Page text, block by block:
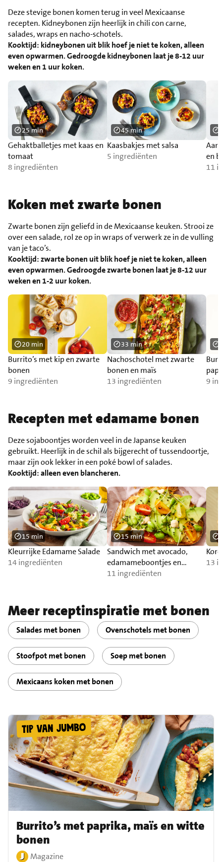
Deze stevige bonen komen terug in veel Mexicaanse
recepten. Kidneybonen zijn heerlijk in chili con carne,
salades, wraps en nacho-schotels.
Kooktijd: kidneybonen uit blik hoef je niet te koken, alleen
even opwarmen. Gedroogde kidneybonen laat je 8-12 uur
weken en 1 uur koken.
Gehaktballetjes met kaas en
tomaat
8 ingrediënten
25 min
Kaasbakjes met salsa
5 ingrediënten
45 min
en
11
Koken met zwarte bonen
Zwarte bonen zijn geliefd in de Mexicaanse keuken. Strooi ze
over een salade, rol ze op in wraps of verwerk ze in de vulling
van je taco’s.
Kooktijd: zwarte bonen uit blik hoef je niet te koken, alleen
even opwarmen. Gedroogde zwarte bonen laat je 8-12 uur
weken en 1-2 uur koken.
Burrito’s met kip en zwarte
bonen
9 ingrediënten
20 min
Nachoschotel met zwarte
bonen en maïs
13 ingrediënten
33 min
9
Recepten met edamame bonen
Deze sojaboontjes worden veel in de Japanse keuken
gebruikt. Heerlijk in de schil als bijgerecht of tussendoortje,
maar zijn ook lekker in een poké bowl of salades.
Kooktijd: alleen even blancheren.
Kleurrijke Edamame Salade
14 ingrediënten
15 min
Sandwich met avocado,
edamameboontjes en
Aziatische spread
11 ingrediënten
15 min
13
Meer receptinspiratie met bonen
Salades met bonen Ovenschotels met bonen
Stoofpot met bonen Soep met bonen
Mexicaans koken met bonen
Burrito’s met paprika, maïs en witte
bonen
Magazine